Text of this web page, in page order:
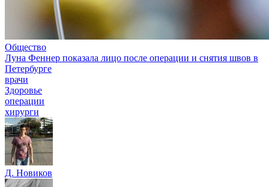
Общество
Луна Феннер показала лицо после операции и снятия швов в
Петербурге
врачи
Здоровье
операции
хирурги
Д. Новиков